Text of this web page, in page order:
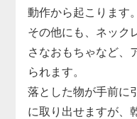
動作から起こります。
その他にも、ネック
さなおもちゃなど、
られます。
落とした物が手前に
に取り出せますが、